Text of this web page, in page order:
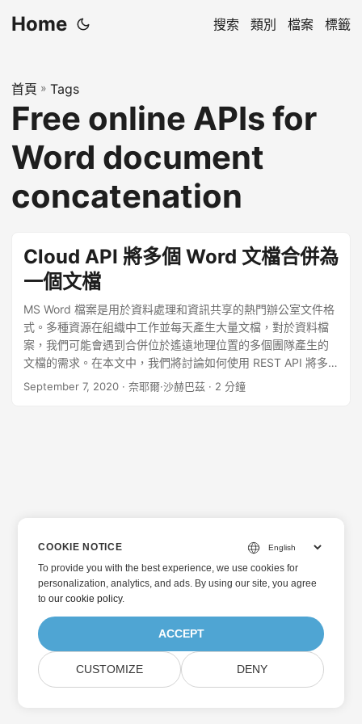
Home 搜索 類別 檔案 標籤
首頁 » Tags
Free online APIs for
Word document
concatenation
Cloud API 將多個 Word 文檔合併為
一個文檔
MS Word 檔案是用於資料處理和資訊共享的熱門辦公室文件格
式。多種資源在組織中工作並每天產生大量文檔，對於資料檔
案，我們可能會遇到合併位於遙遠地理位置的多個團隊產生的
文檔的需求。在本文中，我們將討論如何使用 REST API 將多
個 Word 檔案合併為單一結果輸出的步驟。 文字處理 REST
UseDestinationStyles。 使用 cURL 指令合併文件 cURL 指令
是使用 RESTful API 執行 Word 文件合併操作的最簡單方法。
curl -X PUT
"https://api.aspose.cloud/v4.0/words/Working%20with%20
destFileName=MergedFile.doc" \ -H "accept:
application/json" \ -H "Authorization: Bearer
"Content-Type: application/json" \ -d "
{\"DocumentEntries\":[{\"Href\":\"Another sample file.
September 7, 2020 · 奈耶爾·沙赫巴茲 · 2 分鐘
COOKIE NOTICE
To provide you with the best experience, we use cookies for
personalization, analytics, and ads. By using our site, you agree
toour cookie policy.
ACCEPT
CUSTOMIZE DENY